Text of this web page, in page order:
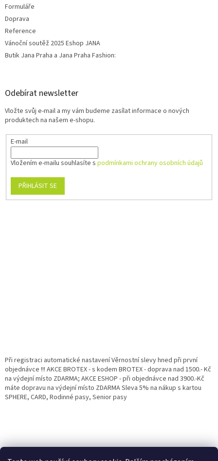
Formuláře
Doprava
Reference
Vánoční soutěž 2025 Eshop JANA
Butik Jana Praha a Jana Praha Fashion:
Odebírat newsletter
Vložte svůj e-mail a my vám budeme zasílat informace o nových
produktech na našem e-shopu.
E-mail
Vložením e-mailu souhlasíte s podmínkami ochrany osobních údajů
PŘIHLÁSIT SE
Při registraci automatické nastavení Věrnostní slevy hned při první
objednávce !!! AKCE BROTEX - s kodem BROTEX - doprava nad 1500.- Kč
na výdejní místo ZDARMA; AKCE ESHOP - při objednávce nad 3900.-Kč
máte dopravu na výdejní místo ZDARMA Sleva 5% na nákup s kartou
SPHERE, CARD, Rodinné pasy, Senior pasy